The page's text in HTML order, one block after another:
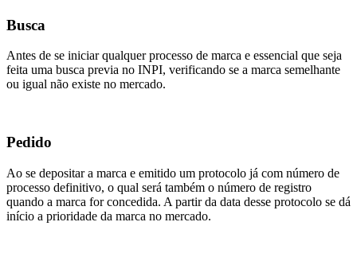
Busca
Antes de se iniciar qualquer processo de marca e essencial que seja
feita uma busca previa no INPI, verificando se a marca semelhante
ou igual não existe no mercado.
Pedido
Ao se depositar a marca e emitido um protocolo já com número de
processo definitivo, o qual será também o número de registro
quando a marca for concedida. A partir da data desse protocolo se dá
início a prioridade da marca no mercado.